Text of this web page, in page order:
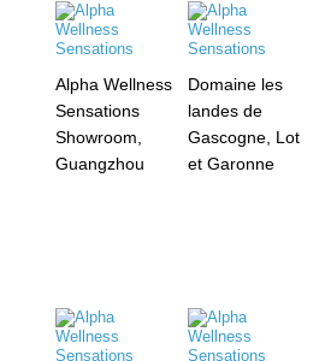
Alpha Wellness
Sensations
Showroom,
Guangzhou
Domaine les
landes de
Gascogne, Lot
et Garonne